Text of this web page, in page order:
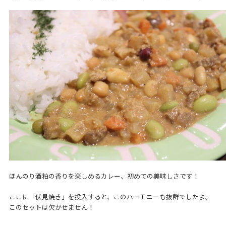
ほんのり酒粕の香りを楽しめるカレー、初めての美味しさです！
ここに「伏見焼き」を投入すると、このハーモニーも抜群でしたよ。
このセットは欠かせません！